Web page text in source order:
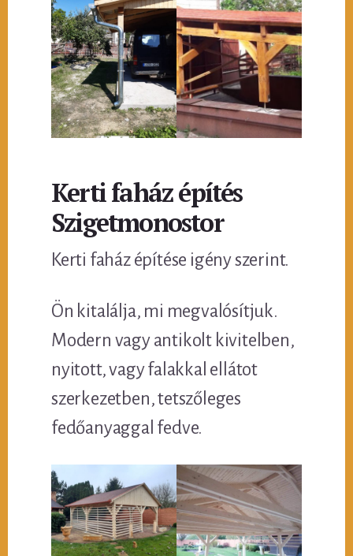
Kerti faház építés
Szigetmonostor
Kerti faház építése igény szerint.
Ön kitalálja, mi megvalósítjuk.
Modern vagy antikolt kivitelben,
nyitott, vagy falakkal ellátot
szerkezetben, tetszőleges
fedőanyaggal fedve.